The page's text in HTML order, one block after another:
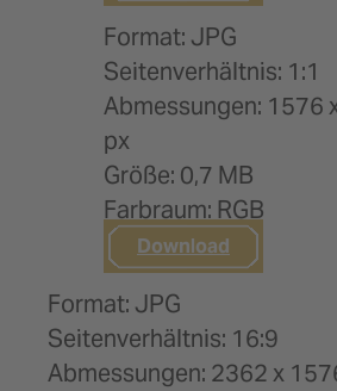
Format: JPG
Seitenverhältnis: 1:1
Abmessungen: 1576
px
Größe: 0,7 MB
Farbraum: RGB
Download
Format: JPG
Seitenverhältnis: 16:9
Abmessungen: 2362 x